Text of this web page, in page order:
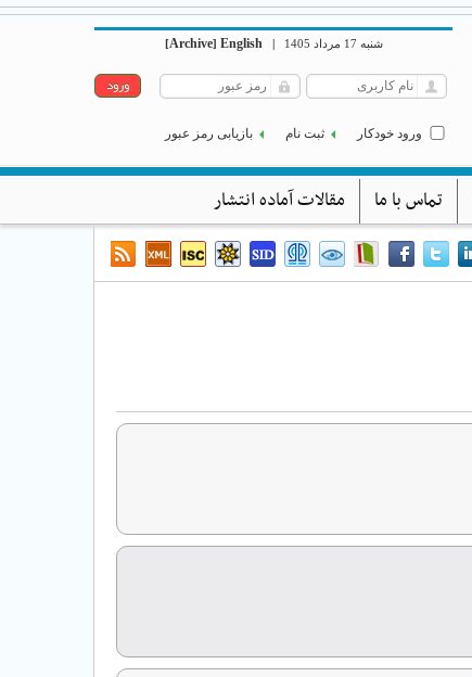
شنبه 17 مرداد 1405 |
English
[Archive]
ورود خودکار ثبت نام بازیابی رمز عبور
تماس با ما مقالات آماده انتشار